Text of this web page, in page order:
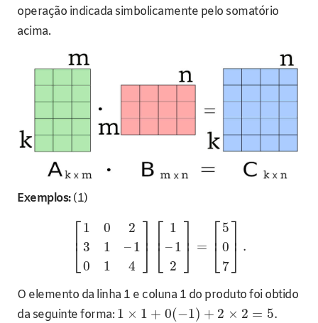
operação indicada simbolicamente pelo somatório
acima.
Exemplos:(1)
⎡
⎣
⎢ 1
3
0
0
1
1
2
–1
4
⎤
⎦⎥ ⎡
⎣
⎢
1
–1
2
⎤
⎦⎥ = ⎡
⎣
⎢ 5
0
7
⎤
⎦⎥ .
O elemento da linha 1 e coluna 1 do produto foi obtido
da seguinte forma: 1 × 1 + 0(−1) + 2 × 2 = 5.